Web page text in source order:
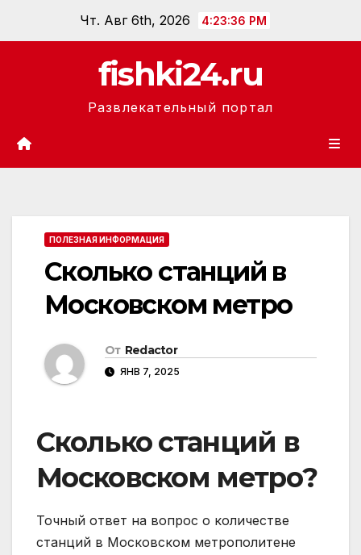
Чт. Авг 6th, 2026 4:23:37 PM
fishki24.ru
Развлекательный портал
ПОЛЕЗНАЯ ИНФОРМАЦИЯ
Сколько станций в
Московском метро
От Redactor
ЯНВ 7, 2025
Сколько станций в
Московском метро?
Точный ответ на вопрос о количестве
станций в Московском метрополитене